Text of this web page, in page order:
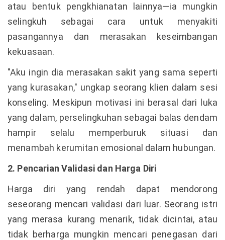
atau bentuk pengkhianatan lainnya—ia mungkin
selingkuh sebagai cara untuk menyakiti
pasangannya dan merasakan keseimbangan
kekuasaan.
"Aku ingin dia merasakan sakit yang sama seperti
yang kurasakan," ungkap seorang klien dalam sesi
konseling. Meskipun motivasi ini berasal dari luka
yang dalam, perselingkuhan sebagai balas dendam
hampir selalu memperburuk situasi dan
menambah kerumitan emosional dalam hubungan.
2. Pencarian Validasi dan Harga Diri
Harga diri yang rendah dapat mendorong
seseorang mencari validasi dari luar. Seorang istri
yang merasa kurang menarik, tidak dicintai, atau
tidak berharga mungkin mencari penegasan dari